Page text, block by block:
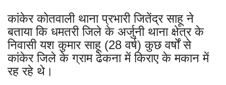
कांकेर कोतवाली थाना प्रभारी जितेंद्र साहू ने
बताया कि धमतरी जिले के अर्जुनी थाना क्षेत्र के
निवासी यश कुमार साहू (28 वर्ष) कुछ वर्षों से
कांकेर जिले के ग्राम ढेकना में किराए के मकान में
रह रहे थे।